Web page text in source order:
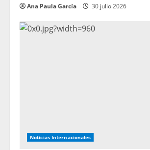
Ana Paula García 30 julio 2026
Noticias Internacionales